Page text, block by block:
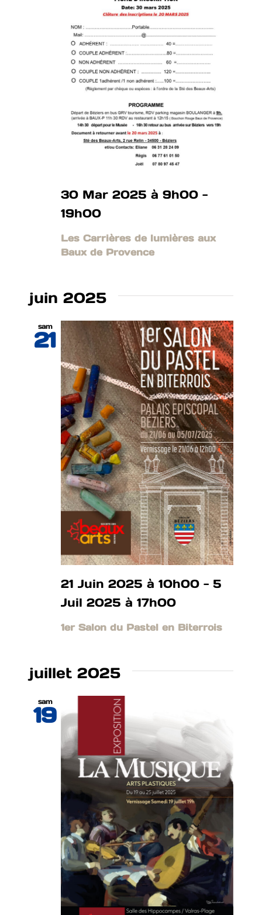
Les Carrières de lumières aux
Baux de Provence
30 Mar 2025 à 9h00-
19h00
juin 2025
sam
21
1er Salon du Pastel en Biterrois
21 Juin 2025 à 10h00- 5
Juil 2025 à 17h00
juillet 2025
sam
19